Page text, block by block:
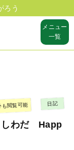
ろう
メニュー
一覧
しわだ Happ
閲覧可能 日記